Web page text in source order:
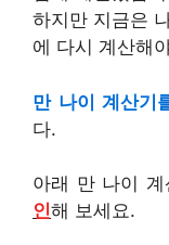
하지만 지금은
에 다시 계산해
만 나이 계산기
다.
아래 만 나이 계
인해 보세요.